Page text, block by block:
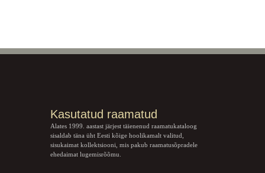
Kasutatud raamatud
Alates 1999. aastast järjest täienenud raamatukataloog
sisaldab täna üht Eesti kõige hoolikamalt valitud,
sisukaimat kollektsiooni, mis pakub raamatusõpradele
ehedaimat lugemisrõõmu.